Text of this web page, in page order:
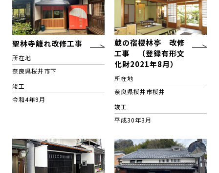
聖林寺離れ改修工事
所在地
奈良県桜井市下
竣工
令和4年9月
蔵の宿櫻林亭 改修
工事 （登録有形文
化財2021年8月）
所在地
奈良県桜井市桜井
竣工
平成30年3月